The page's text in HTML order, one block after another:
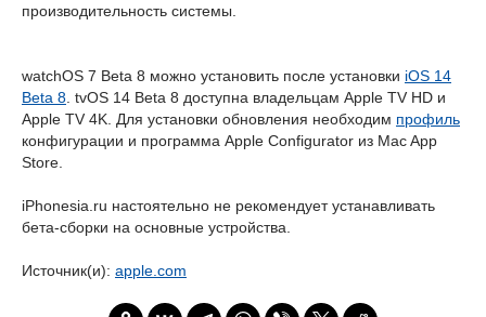
производительность системы.
watchOS 7 Beta 8 можно установить после установки iOS 14
Beta 8 . tvOS 14 Beta 8 доступна владельцам Apple TV HD и
Apple TV 4K. Для установки обновления необходим профиль
конфигурации и программа Apple Configurator из Mac App
Store.
iPhonesia.ru настоятельно не рекомендует устанавливать
бета-сборки на основные устройства.
Источник(и): apple.com